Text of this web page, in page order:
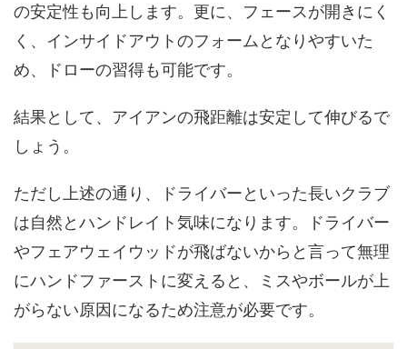
の安定性も向上します。更に、フェースが開きにく
く、インサイドアウトのフォームとなりやすいた
め、ドローの習得も可能です。
結果として、アイアンの飛距離は安定して伸びるで
しょう。
ただし上述の通り、ドライバーといった長いクラブ
は自然とハンドレイト気味になります。ドライバー
やフェアウェイウッドが飛ばないからと言って無理
にハンドファーストに変えると、ミスやボールが上
がらない原因になるため注意が必要です。